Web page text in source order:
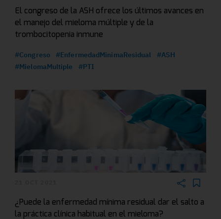
El congreso de la ASH ofrece los últimos avances en
el manejo del mieloma múltiple y de la
trombocitopenia inmune
#Congreso #EnfermedadMinimaResidual
#ASH
#MielomaMultiple
#PTI
¿Puede la enfermedad mínima residual dar el salto a
la práctica clínica habitual en el mieloma?